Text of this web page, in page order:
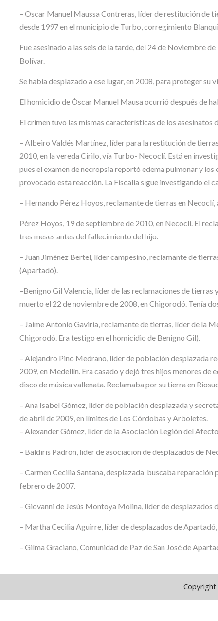
– Oscar Manuel Maussa Contreras, líder de restitución de
desde 1997 en el municipio de Turbo, corregimiento
Fue asesinado a las seis de la tarde, del 24 de Noviembre
Bolívar.
Se había desplazado a ese lugar, en 2008, para proteger su
El homicidio de Óscar Manuel Mausa ocurrió después de
El crimen tuvo las mismas características de los
– Albeiro Valdés Martínez, líder para la restitución de
2010, en la vereda Cirilo, vía Turbo- Necoclí. Está en
pues el examen de necropsia reportó edema pulmonar y
provocado esta reacción. La Fiscalía sigue investigando el
– Hernando Pérez Hoyos, reclamante de tierras en
Pérez Hoyos, 19 de septiembre de 2010, en Necoclí. El
tres meses antes del fallecimiento del hijo.
– Juan Jiménez Bertel, líder campesino, reclamante de
(Apartadó).
–Benigno Gil Valencia, líder de las reclamaciones de
muerto el 22 de noviembre de 2008, en Chigorodó. Tenía
– Jaime Antonio Gaviria, reclamante de tierras, líder de la
Chigorodó. Era testigo en el homicidio de Benigno Gil).
– Alejandro Pino Medrano, líder de población desplazada
2009, en Medellín. Era casado y dejó tres hijos menores de
disco de música vallenata. Reclamaba por su tierra en
– Ana Isabel Gómez, líder de población desplazada y
de abril de 2009, en límites de Los Córdobas y Arboletes.
– Alexander Gómez, líder de la Asociación Legión del
– Baldiris Padrón, líder de asociación de desplazados de
– Carmen Cecilia Santana, desplazada, buscaba
febrero de 2007.
– Giovanni de Jesús Montoya Molina, líder de
– Martha Cecilia Aguirre, líder de desplazados de
– Gilma Graciano, Comunidad de Paz de San José de
Copyright